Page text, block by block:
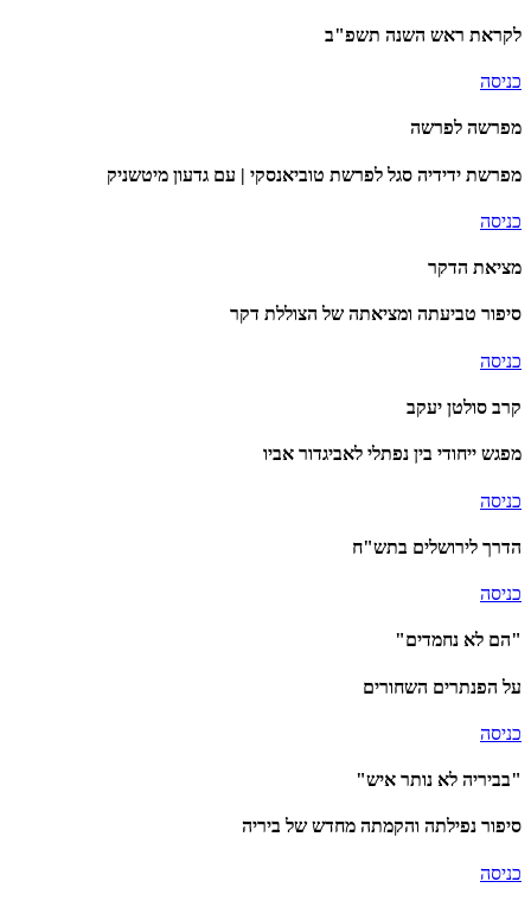
לקראת ראש השנה תשפ"ב
כניסה
מפרשה לפרשה
מפרשת ידידיה סגל לפרשת טוביאנסקי | עם גדעון מיטשניק
כניסה
מציאת הדקר
סיפור טביעתה ומציאתה של הצוללת דקר
כניסה
קרב סולטן יעקב
מפגש ייחודי בין נפתלי לאביגדור אביו
כניסה
הדרך לירושלים בתש"ח
כניסה
"הם לא נחמדים"
על הפנתרים השחורים
כניסה
"בביריה לא נותר איש"
סיפור נפילתה והקמתה מחדש של ביריה
כניסה